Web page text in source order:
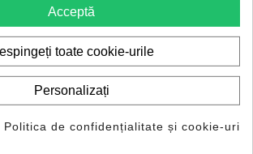

America

Inline 7 – Tester utilaje
compatibil cu Cummins
5999 lei
Acceptă
toate cookie-urile
Personalizați
Politica de confidențialitate și cookie-uri